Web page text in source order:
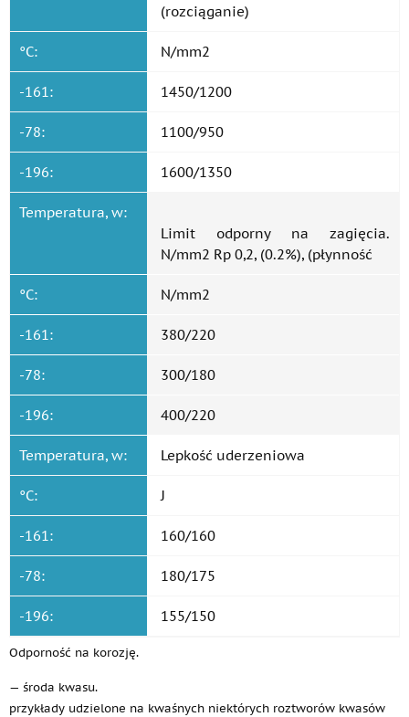
(rozciąganie)
°C: N/mm2
-161: 1450/1200
-78: 1100/950
-196: 1600/1350
Temperatura, w:
Limit odporny na zagięcia.
N/mm2 Rp 0,2, (0.2%), (płynność
°C: N/mm2
-161: 380/220
-78: 300/180
-196: 400/220
Temperatura, w: Lepkość uderzeniowa
°C: J
-161: 160/160
-78: 180/175
-196: 155/150
Odporność na korozję.
— środa kwasu.
przykłady udzielone na kwaśnych niektórych roztworów kwasów